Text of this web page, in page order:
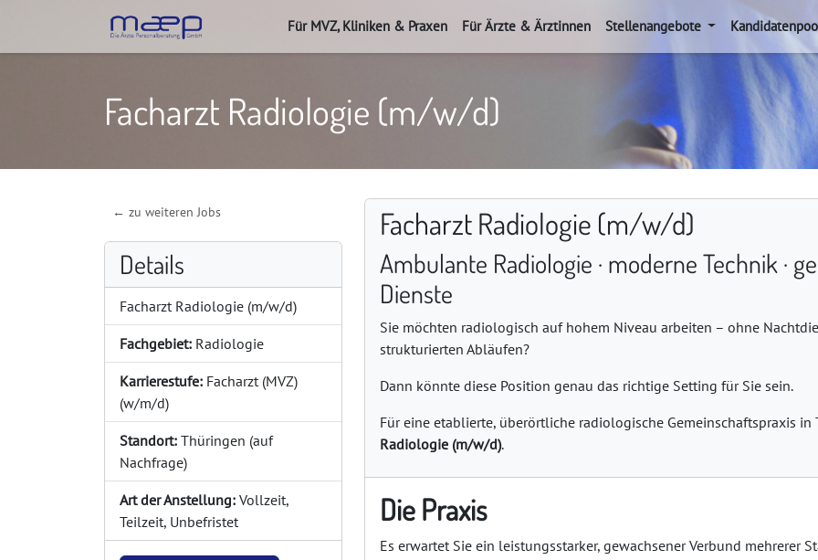
Für MVZ, Kliniken & Praxen Für Ärzte & Ärztinnen Stellenangebote
Facharzt Radiologie (m/w/d)
← zu weiteren Jobs
Details
Facharzt Radiologie (m/w/d)
Fachgebiet: Radiologie
Karrierestufe: Facharzt (MVZ)
(w/m/d)
Standort: Thüringen (auf
Nachfrage)
Art der Anstellung: Vollzeit,
Teilzeit, Unbefristet
Facharzt Radiologie (m/w/d)
Ambulante Radiologie · moderne Technik ·
Dienste
Sie möchten radiologisch auf hohem Niveau arbeiten – ohne
strukturierten Abläufen?
Dann könnte diese Position genau das richtige Setting für Sie sein.
Für eine etablierte, überörtliche radiologische Gemeinschaftspraxis
Radiologie (m/w/d).
Die Praxis
Es erwartet Sie ein leistungsstarker, gewachsener Verbund mehrerer